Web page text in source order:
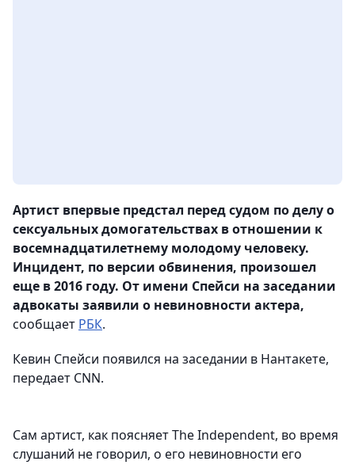
Артист впервые предстал перед судом по делу о
сексуальных домогательствах в отношении к
восемнадцатилетнему молодому человеку.
Инцидент, по версии обвинения, произошел
еще в 2016 году. От имени Спейси на заседании
адвокаты заявили о невиновности актера,
сообщает РБК.
Кевин Спейси появился на заседании в Нантакете,
передает CNN.
Сам артист, как поясняет The Independent, во время
слушаний не говорил, о его невиновности его